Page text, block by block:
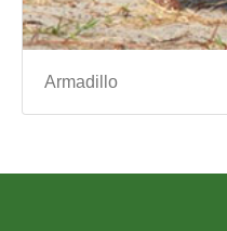
Armadillo